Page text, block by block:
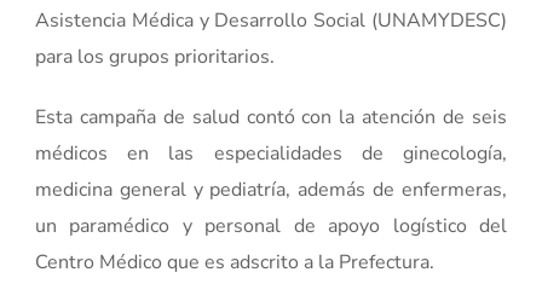
Asistencia Médica y Desarrollo Social (UNAMYDESC)
para los grupos prioritarios.
Esta campaña de salud contó con la atención de seis
médicos en las especialidades de ginecología,
medicina general y pediatría, además de enfermeras,
un paramédico y personal de apoyo logístico del
Centro Médico que es adscrito a la Prefectura.